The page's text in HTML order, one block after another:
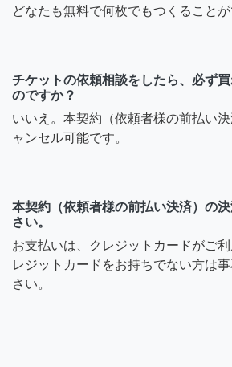
どなたも無料で何枚でもつくることが
チケットの依頼相談をしたら、必ず
のですか？
いいえ。本契約（依頼者様の前払い
ャンセル可能です。
本契約（依頼者様の前払い決済）の
さい。
お支払いは、クレジットカードがご
レジットカードをお持ちでない方は
さい。